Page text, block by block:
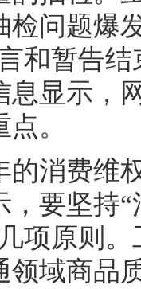
检问题爆
和暂告
息显示，
。
消费维
，要坚持“
项原则
领域商品